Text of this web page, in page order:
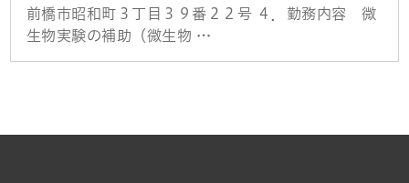
前橋市昭和町３丁目３９番２２号 ４．勤務内容 微
生物実験の補助（微生物 …